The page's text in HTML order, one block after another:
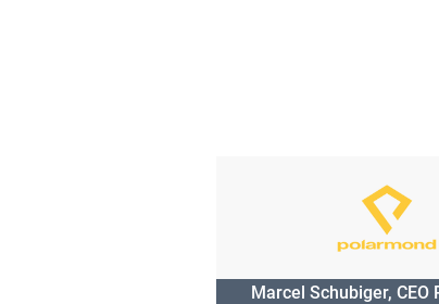
Marcel Schubiger, CEO